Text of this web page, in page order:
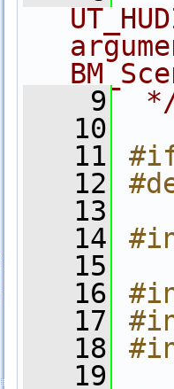
    9
   10
   11
   12
   13
   14
   15
   16
   17
   18
   19